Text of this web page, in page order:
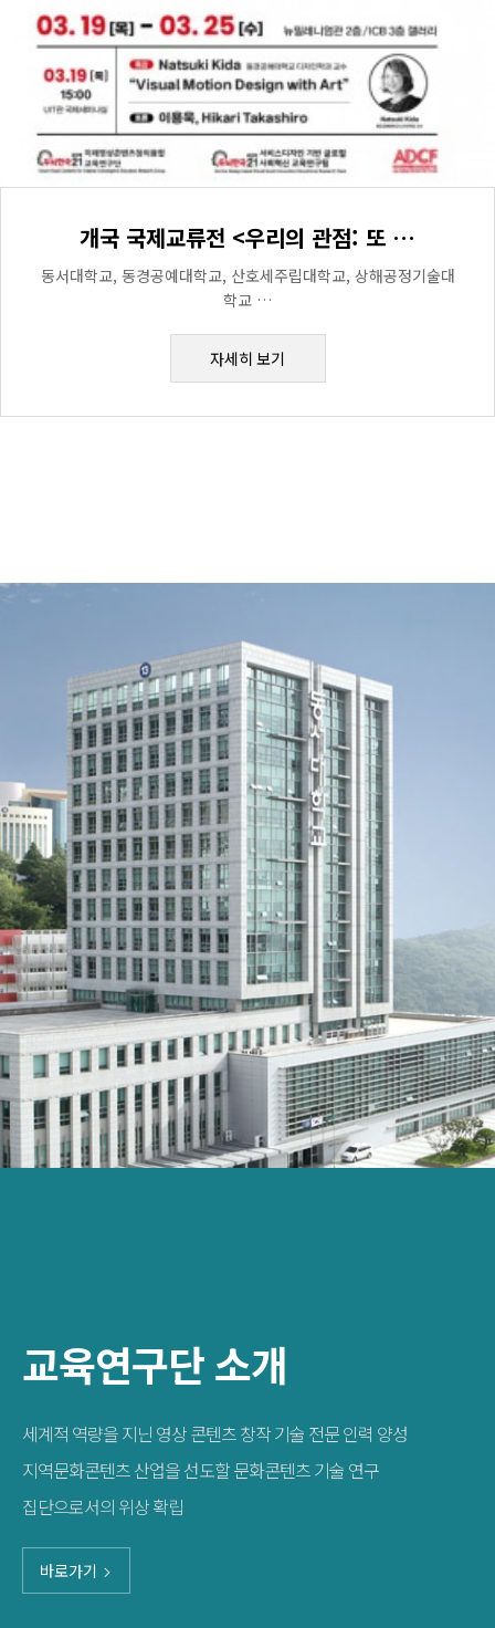
개국 국제교류전 <우리의 관점: 또 …
동서대학교, 동경공예대학교, 산호세주립대학교, 상해공정기술대
학교 …
교육연구단 소개
세계적 역량을 지닌 영상 콘텐츠 창작 기술 전문 인력 양성
지역문화콘텐츠 산업을 선도할 문화콘텐츠 기술 연구
집단으로서의 위상 확립
바로가기